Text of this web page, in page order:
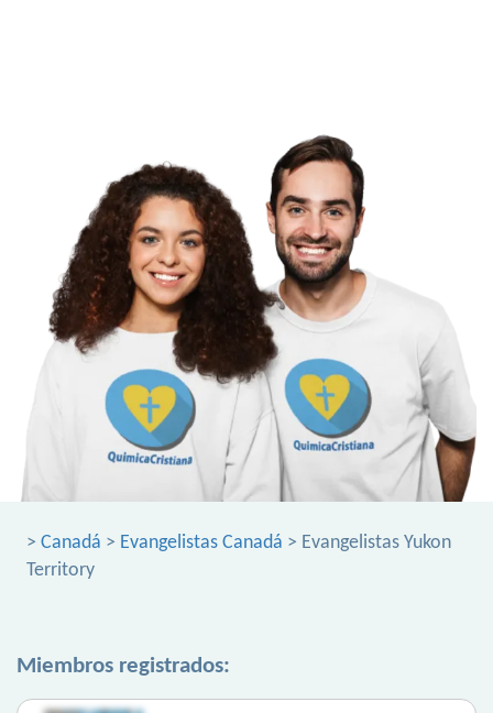
> Canadá > Evangelistas Canadá > Evangelistas Yukon
Territory
Miembros registrados: